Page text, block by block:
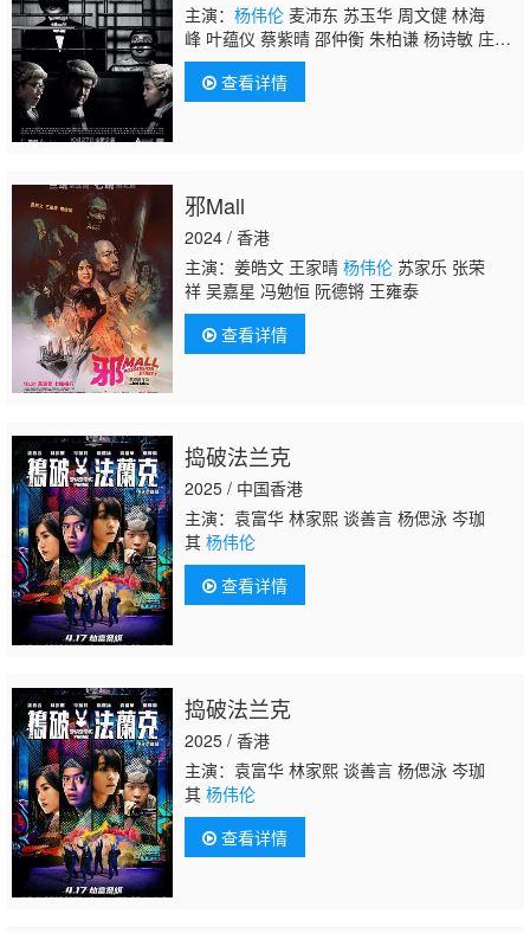
主演： 杨伟伦麦沛东 苏玉华 周文健 林海
峰 叶蕴仪 蔡紫晴 邵仲衡 朱柏谦 杨诗敏 庄韵
澄 区绍熙 陈甘凤 陈桂芬 区焯文 黄宇诗 钟雪
莹 邱万城 林善 黄华和 张凯娸 王雍泰 柯驿
谊 梁雍婷 张同祖 邓月平 孙禾颐
查看详情
邪Mall
2024 / 香港
主演：姜皓文 王家晴 杨伟伦苏家乐 张荣
祥 吴嘉星 冯勉恒 阮德锵 王雍泰
查看详情
捣破法兰克
2025 / 中国香港
主演：袁富华 林家熙 谈善言 杨偲泳 岑珈
其 杨伟伦
查看详情
捣破法兰克
2025 / 香港
主演：袁富华 林家熙 谈善言 杨偲泳 岑珈
其 杨伟伦
查看详情